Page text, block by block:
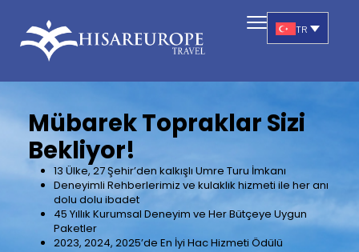
TR
Mübarek Topraklar Sizi
Bekliyor!
13 Ülke, 27 Şehir’den kalkışlı Umre Turu İmkanı
Deneyimli Rehberlerimiz ve kulaklık hizmeti ile her anı
dolu dolu ibadet
45 Yıllık Kurumsal Deneyim ve Her Bütçeye Uygun
Paketler
2023, 2024, 2025’de En İyi Hac Hizmeti Ödülü